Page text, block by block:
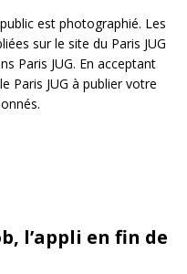
est photographié. Les
sur le site du Paris JUG
Paris JUG. En acceptant
Paris JUG à publier votre
l’appli en fin de